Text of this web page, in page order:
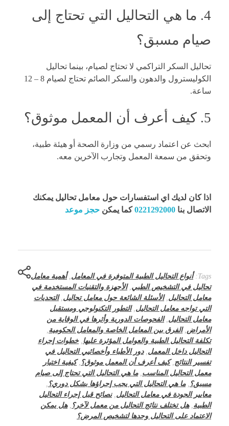
4. ما هي التحاليل التي تحتاج إلى
صيام مسبق؟
تحاليل السكر التراكمي لا تحتاج لصيام، بينما تحاليل
الكوليسترول والدهون والسكر الصائم تحتاج لصيام 8 – 12
ساعة.
5. كيف أعرف أن المعمل موثوق؟
ابحث عن اعتماد رسمي من وزارة الصحة أو هيئة طبية،
وتحقق من سمعة المعمل وتجارب الآخرين معه.
اذا كان لديك اي استفسارات حول معامل تحاليل يمكنك
الاتصال بنا 0221292000كما يمكن حجز موعد
Tags: أنواع التحاليل الطبية المتوفرة في المعامل ,أهمية معامل
تحاليل في التشخيص الطبي ,الأجهزة والتقنيات المستخدمة في
معامل التحاليل ,الأسئلة الشائعة حول معامل تحاليل ,التحديات
التي تواجه معامل التحاليل ,التطور التكنولوجي ومستقبل
معامل التحاليل ,الفحوصات الدورية وأثرها في الوقاية من
الأمراض ,الفرق بين المعامل الخاصة والمعامل الحكومية
تكلفة التحاليل الطبية والعوامل المؤثرة عليها ,خطوات إجراء
التحاليل داخل المعمل ,دور الأطباء وأخصائيي التحاليل في
تفسير النتائج ,كيف أعرف أن المعمل موثوق؟ ,كيفية اختيار
معمل التحاليل المناسب ,ما هي التحاليل التي تحتاج إلى صيام
مسبق؟
,ما هي التحاليل التي يجب إجراؤها بشكل دوري؟
معايير الجودة في معامل التحاليل ,نصائح قبل إجراء التحاليل
الطبية ,هل تختلف نتائج التحاليل من معمل لآخر؟ ,هل يمكن
الاعتماد على التحاليل وحدها لتشخيص المرض؟